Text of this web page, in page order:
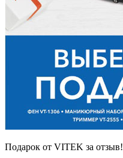
Подарок от VITEK за отзыв!